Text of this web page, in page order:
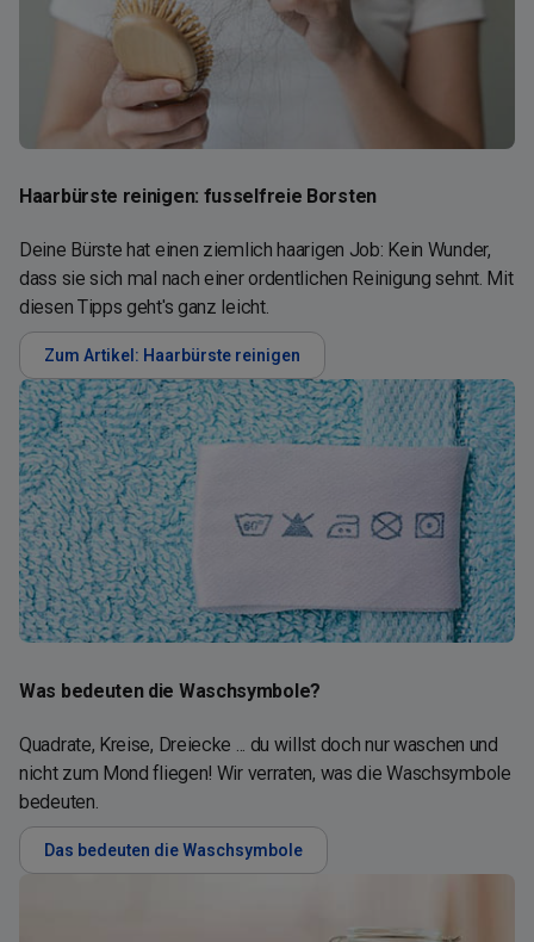
Haarbürste reinigen: fusselfreie Borsten
Deine Bürste hat einen ziemlich haarigen Job: Kein Wunder,
dass sie sich mal nach einer ordentlichen Reinigung sehnt. Mit
diesen Tipps geht's ganz leicht.
Zum Artikel: Haarbürste reinigen
Was bedeuten die Waschsymbole?
Quadrate, Kreise, Dreiecke ... du willst doch nur waschen und
nicht zum Mond fliegen! Wir verraten, was die Waschsymbole
bedeuten.
Das bedeuten die Waschsymbole